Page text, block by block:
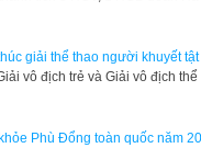
giải thể thao người khuyết
vô địch trẻ và Giải vô địch
Phù Đổng toàn quốc năm